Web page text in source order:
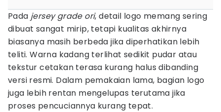
Pada jersey grade ori, detail logo memang sering
dibuat sangat mirip, tetapi kualitas akhirnya
biasanya masih berbeda jika diperhatikan lebih
teliti. Warna kadang terlihat sedikit pudar atau
tekstur cetakan terasa kurang halus dibanding
versi resmi. Dalam pemakaian lama, bagian logo
juga lebih rentan mengelupas terutama jika
proses pencuciannya kurang tepat.